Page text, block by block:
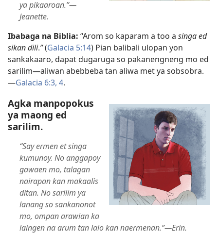
ya pikaaroan.”​—
Jeanette.
Ibabaga na Biblia: “Arom so kaparam a too a singa ed
sikan dili.”(Galacia 5:14) Pian balibali ulopan yon
sankakaaro, dapat dugaruga so pakanengneng mo ed
sarilim​—aliwan abebbeba tan aliwa met ya sobsobra.​
—Galacia 6:3, 4.
Agka manpopokus
ya maong ed
sarilim.
“Say ermen et singa
kumunoy. No anggapoy
gawaen mo, talagan
nairapan kan makaalis
ditan. No sarilim ya
lanang so sankanonot
mo, ompan arawian ka
laingen na arum tan lalo kan naermenan.”​—Erin.